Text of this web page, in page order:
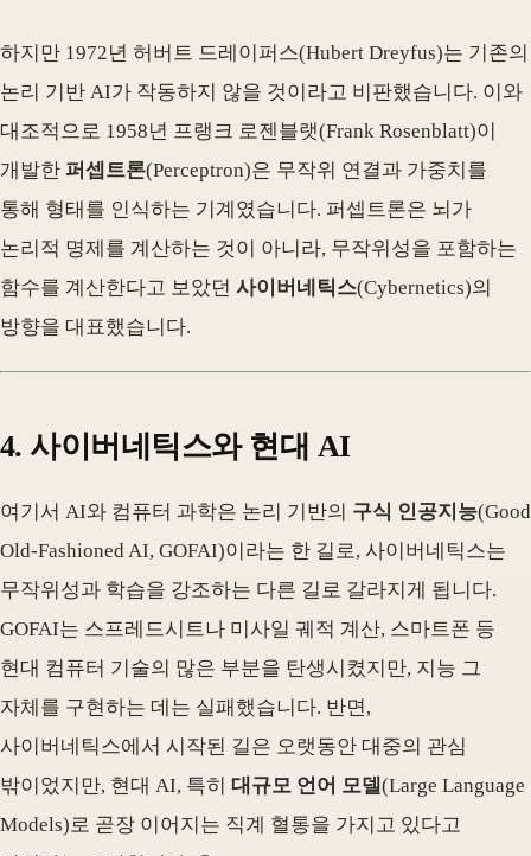
하지만 1972년 허버트 드레이퍼스(Hubert Dreyfus)는 기존의
논리 기반 AI가 작동하지 않을 것이라고 비판했습니다. 이와
대조적으로 1958년 프랭크 로젠블랫(Frank Rosenblatt)이
개발한 퍼셉트론(Perceptron)은 무작위 연결과 가중치를
통해 형태를 인식하는 기계였습니다. 퍼셉트론은 뇌가
논리적 명제를 계산하는 것이 아니라, 무작위성을 포함하는
함수를 계산한다고 보았던 사이버네틱스(Cybernetics)의
방향을 대표했습니다.
4. 사이버네틱스와 현대 AI
여기서 AI와 컴퓨터 과학은 논리 기반의 구식 인공지능(Good
Old-Fashioned AI, GOFAI)이라는 한 길로, 사이버네틱스는
무작위성과 학습을 강조하는 다른 길로 갈라지게 됩니다.
GOFAI는 스프레드시트나 미사일 궤적 계산, 스마트폰 등
현대 컴퓨터 기술의 많은 부분을 탄생시켰지만, 지능 그
자체를 구현하는 데는 실패했습니다. 반면,
사이버네틱스에서 시작된 길은 오랫동안 대중의 관심
밖이었지만, 현대 AI, 특히 대규모 언어 모델(Large Language
Models)로 곧장 이어지는 직계 혈통을 가지고 있다고